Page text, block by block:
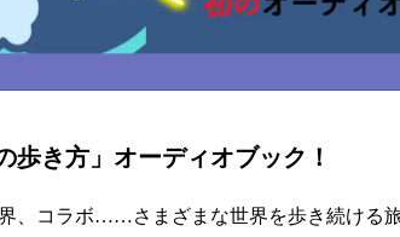
歩き方」オーディオブック！
、コラボ……さまざまな世界を歩き続ける